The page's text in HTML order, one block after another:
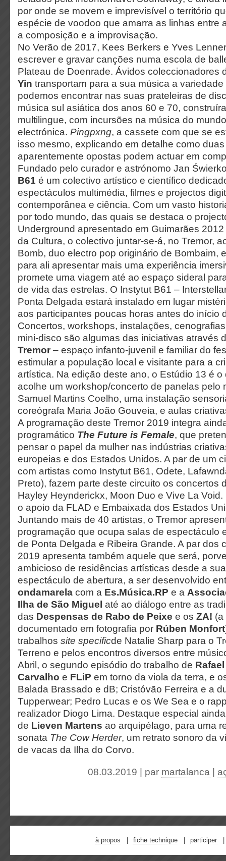
por onde se movem e imprevisível o território
espécie de voodoo que amarra as linhas entre
a composição e a improvisação.
No Verão de 2017, Kees Berkers e Yves
escrever e gravar canções numa escola de
Plateau de Doenrade. Ávidos coleccionadores
Yin transportam para a sua música a
podemos encontrar nas suas prateleiras de
música sul asiática dos anos 60 e 70,
multilingue, com incursões na música do
electrónica. Pingpxng, a cassete com que se
isso mesmo, explicando em detalhe como
aparentemente opostas podem actuar em
Fundado pelo curador e astrónomo Jan
B61 é um colectivo artístico e científico
espectáculos multimédia, filmes e projectos
contemporânea e ciência. Com um vasto
por todo mundo, das quais se destaca o
Underground apresentado em Guimarães
da Cultura, o colectivo juntar-se-á, no Tremor,
Bomb, duo electro pop originário de Bombaim,
para ali apresentar mais uma experiência
promete uma viagem até ao espaço sideral
de vida das estrelas. O Instytut B61 –
Ponta Delgada estará instalado em lugar
aos participantes poucas horas antes do início
Concertos, workshops, instalações,
mini-disco são algumas das iniciativas através
Tremor – espaço infanto-juvenil e familiar do
estimular a população local e visitante para a
artística. Na edição deste ano, o Estúdio 13 é o
acolhe um workshop/concerto de panelas pelo
Samuel Martins Coelho, uma instalação
coreógrafa Maria João Gouveia, e aulas
A programação deste Tremor 2019 integra
programático The Future is Female, que
pensar o papel da mulher nas indústrias
europeias e dos Estados Unidos. A par de um
com artistas como Instytut B61, Odete,
Preto), fazem parte deste circuito os concertos
Hayley Heynderickx, Moon Duo e Vive La
o apoio da FLAD e Embaixada dos Estados
Juntando mais de 40 artistas, o Tremor
programação que ocupa salas de espectáculo
de Ponta Delgada e Ribeira Grande. A par dos
2019 apresenta também aquele que será,
ambicioso de residências artísticas desde a
espectáculo de abertura, a ser desenvolvido
ondamarela com a Es.Música.RP e a
Ilha de São Miguel até ao diálogo entre as
das Despensas de Rabo de Peixe e os ZA! (a
documentado em fotografia por Rúben Monfort
trabalhos site specificde Natalie Sharp para o
Terreno e pelos encontros diversos entre
Abril, o segundo episódio do trabalho de Rafael
Carvalho e FLiP em torno da viola da terra, e
Balada Brassado e dB; Cristóvão Ferreira e a
Tupperwear; Pedro Lucas e os We Sea e o
realizador Diogo Lima. Destaque especial
de Lieven Martens ao arquipélago, para uma
sonata The Cow Herder, um retrato sonoro da
de vacas da Ilha do Corvo.
08.03.2019 | par martalanca
à propos fiche technique participer